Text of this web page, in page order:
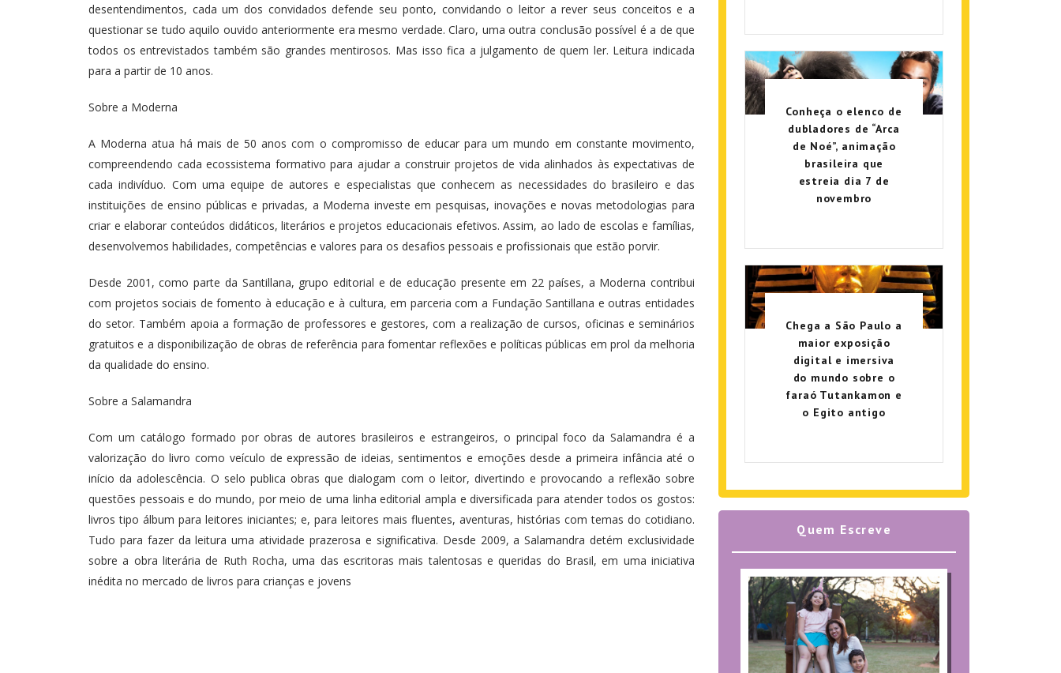
desentendimentos, cada um dos convidados defende seu ponto, convidando o leitor a rever seus conceitos e a
questionar se tudo aquilo ouvido anteriormente era mesmo verdade. Claro, uma outra conclusão possível é a de que
todos os entrevistados também são grandes mentirosos. Mas isso fica a julgamento de quem ler. Leitura indicada
para a partir de 10 anos.
Sobre a Moderna
A Moderna atua há mais de 50 anos com o compromisso de educar para um mundo em constante movimento,
compreendendo cada ecossistema formativo para ajudar a construir projetos de vida alinhados às expectativas de
cada indivíduo. Com uma equipe de autores e especialistas que conhecem as necessidades do brasileiro e das
instituições de ensino públicas e privadas, a Moderna investe em pesquisas, inovações e novas metodologias para
criar e elaborar conteúdos didáticos, literários e projetos educacionais efetivos. Assim, ao lado de escolas e famílias,
desenvolvemos habilidades, competências e valores para os desafios pessoais e profissionais que estão porvir.
Desde 2001, como parte da Santillana, grupo editorial e de educação presente em 22 países, a Moderna contribui
com projetos sociais de fomento à educação e à cultura, em parceria com a Fundação Santillana e outras entidades
do setor. Também apoia a formação de professores e gestores, com a realização de cursos, oficinas e seminários
gratuitos e a disponibilização de obras de referência para fomentar reflexões e políticas públicas em prol da melhoria
da qualidade do ensino.
Sobre a Salamandra
Com um catálogo formado por obras de autores brasileiros e estrangeiros, o principal foco da Salamandra é a
valorização do livro como veículo de expressão de ideias, sentimentos e emoções desde a primeira infância até o
início da adolescência. O selo publica obras que dialogam com o leitor, divertindo e provocando a reflexão sobre
questões pessoais e do mundo, por meio de uma linha editorial ampla e diversificada para atender todos os gostos:
livros tipo álbum para leitores iniciantes; e, para leitores mais fluentes, aventuras, histórias com temas do cotidiano.
Tudo para fazer da leitura uma atividade prazerosa e significativa. Desde 2009, a Salamandra detém exclusividade
sobre a obra literária de Ruth Rocha, uma das escritoras mais talentosas e queridas do Brasil, em uma iniciativa
inédita no mercado de livros para crianças e jovens
Conheça o elenco de
dubladores de “Arca
de Noé”, animação
brasileira que
estreia dia 7 de
novembro
Chega a São Paulo a
maior exposição
digital e imersiva
do mundo sobre o
faraó Tutankamon e
o Egito antigo
Quem Escreve